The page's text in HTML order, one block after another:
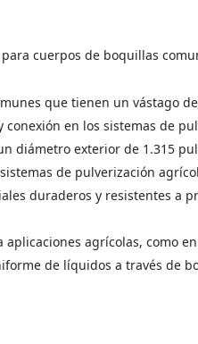
cuerpos de boquillas
que tienen un vástago
en los sistemas de
diámetro exterior de 1.315
de pulverización
duraderos y resistentes a
agrícolas, como
de líquidos a través de